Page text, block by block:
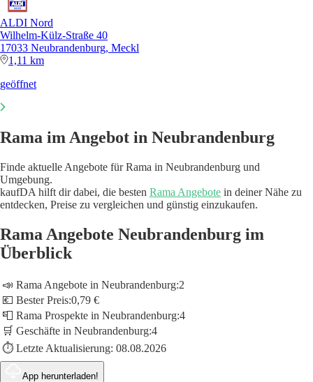
ALDI Nord
Wilhelm-Külz-Straße 40
17033 Neubrandenburg, Meckl
1,11 km
geöffnet
Rama im Angebot in Neubrandenburg
Finde aktuelle Angebote für Rama in Neubrandenburg und
Umgebung.
kaufDA hilft dir dabei, die besten Rama Angebote in deiner Nähe zu
entdecken, Preise zu vergleichen und günstig einzukaufen.
Rama Angebote Neubrandenburg im
Überblick
📣 Rama Angebote in Neubrandenburg:2
💶 Bester Preis:0,79 €
📮 Rama Prospekte in Neubrandenburg:4
🛒 Geschäfte in Neubrandenburg:4
⏱️ Letzte Aktualisierung: 08.08.2026
App herunterladen!